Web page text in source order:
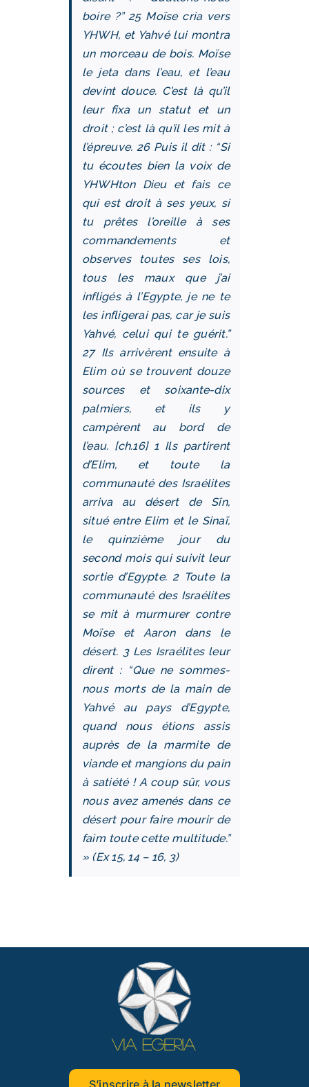
boire ?” 25 Moïse cria vers
YHWH, et Yahvé lui montra
un morceau de bois. Moïse
le jeta dans l’eau, et l’eau
devint douce. C’est là qu’il
leur fixa un statut et un
droit ; c’est là qu’il les mit à
l’épreuve. 26 Puis il dit : “Si
tu écoutes bien la voix de
YHWHton Dieu et fais ce
qui est droit à ses yeux, si
tu prêtes l’oreille à ses
commandements et
observes toutes ses lois,
tous les maux que j’ai
infligés à l’Egypte, je ne te
les infligerai pas, car je suis
Yahvé, celui qui te guérit.”
27 Ils arrivèrent ensuite à
Elim où se trouvent douze
sources et soixante-dix
palmiers, et ils y
campèrent au bord de
l’eau. [ch.16] 1 Ils partirent
d’Elim, et toute la
communauté des Israélites
arriva au désert de Sîn,
situé entre Elim et le Sinaï,
le quinzième jour du
second mois qui suivit leur
sortie d’Egypte. 2 Toute la
communauté des Israélites
se mit à murmurer contre
Moïse et Aaron dans le
désert. 3 Les Israélites leur
dirent : “Que ne sommes-
nous morts de la main de
Yahvé au pays d’Egypte,
quand nous étions assis
auprès de la marmite de
viande et mangions du pain
à satiété ! A coup sûr, vous
nous avez amenés dans ce
désert pour faire mourir de
faim toute cette multitude.”
» (Ex 15, 14 – 16, 3)
S’inscrire à la newsletter